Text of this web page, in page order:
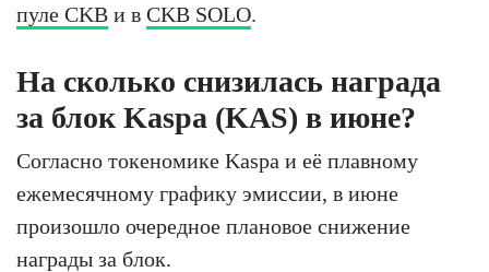
пуле CKB и в CKB SOLO.
На сколько снизилась награда
за блок Kaspa (KAS) в июне?
Согласно токеномике Kaspa и её плавному
ежемесячному графику эмиссии, в июне
произошло очередное плановое снижение
награды за блок.